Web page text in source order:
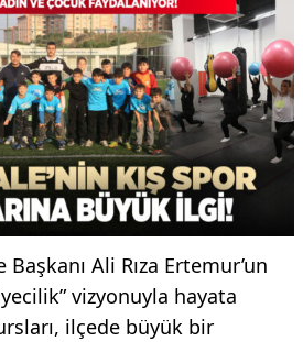
Ali Rıza Ertemur’un
vizyonuyla hayata
ilçede büyük bir